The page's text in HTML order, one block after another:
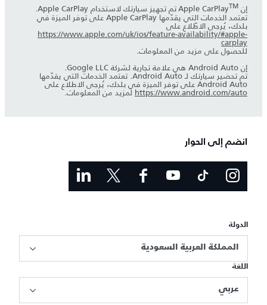
إن Apple CarPlay TM تم تجهيز سيارتك لاستخدام Apple CarPlay.
تعتمد الخدمات التي يقدّمها Apple CarPlay على توفر الميزة في
بلدك، يُرجى الاطّلاع على
https://www.apple.com/uk/ios/feature-availability/#apple-
carplay
للحصول على مزيد من المعلومات.
إن Android Auto هي علامة تجارية لشركة Google LLC.
تم تحضير سيارتك لـ Android Auto. تعتمد الخدمات التي يقدّمها
Android Auto على توفر الميزة في بلدك، يُرجى الاطلاع على
https://www.android.com/autoلمزيد من المعلومات.
انضم إلى الحوار
الدولة
المملكة العربية السعودية
اللغة
عربي